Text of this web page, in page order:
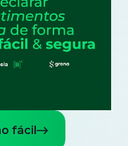
fácil